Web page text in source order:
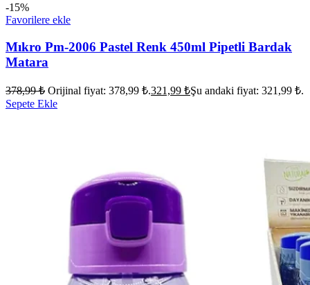
-15%
Favorilere ekle
Mıkro Pm-2006 Pastel Renk 450ml Pipetli Bardak
Matara
378,99₺ Orijinal fiyat: 378,99 ₺.321,99 ₺Şu andaki fiyat: 321,99 ₺.
Sepete Ekle